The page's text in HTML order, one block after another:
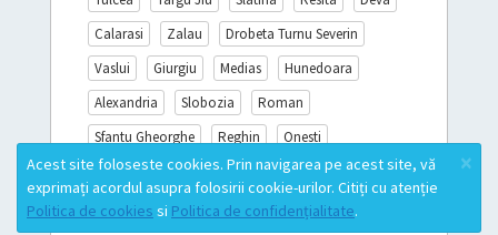
Calarasi
Zalau
Drobeta Turnu Severin
Vaslui
Giurgiu Medias
Hunedoara
Alexandria
Slobozia
Roman
Sfantu Gheorghe
Reghin
Onesti
Sighisoara
Miercurea Ciuc
Turda
Campina
Mioveni Lista completă
×
Acest site foloseste cookies. Prin navigarea pe acest site, vă
exprimați acordul asupra folosirii cookie-urilor. Citiți cu atenție
Politica de cookies si Politica de confidențialitate.